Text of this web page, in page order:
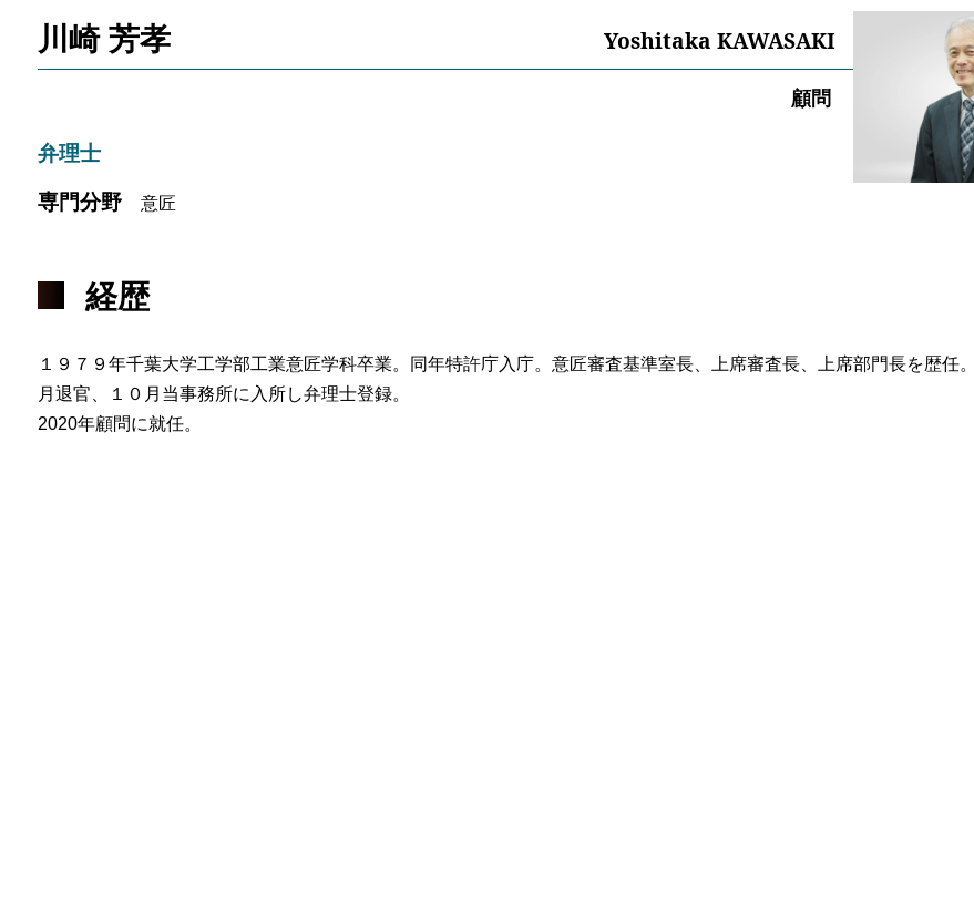
川崎 芳孝 Yoshitaka KAWASAKI
顧問
弁理士
専門分野 意匠
経歴
１９７９年千葉大学工学部工業意匠学科卒業。同年特許庁入庁。意匠審査基準室長、上席審査長、上席部門長を歴任
月退官、１０月当事務所に入所し弁理士登録。
2020年顧問に就任。